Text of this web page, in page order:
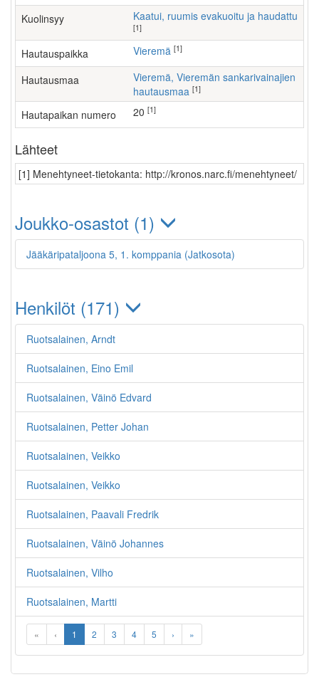
Kuolinsyy Kaatui, ruumis evakuoitu ja haudattu
[1]
Hautauspaikka Vieremä [1]
Hautausmaa
Vieremä, Vieremän sankarivainajien
hautausmaa [1]
Hautapaikan numero 20 [1]
Lähteet
[1] Menehtyneet-tietokanta: http://kronos.narc.fi/menehtyneet/
Joukko-osastot (1)
Jääkäripataljoona 5, 1. komppania (Jatkosota)
Henkilöt (171)
Ruotsalainen, Arndt
Ruotsalainen, Eino Emil
Ruotsalainen, Väinö Edvard
Ruotsalainen, Petter Johan
Ruotsalainen, Veikko
Ruotsalainen, Veikko
Ruotsalainen, Paavali Fredrik
Ruotsalainen, Väinö Johannes
Ruotsalainen, Vilho
Ruotsalainen, Martti
« ‹ 1 2 3 4 5 › »